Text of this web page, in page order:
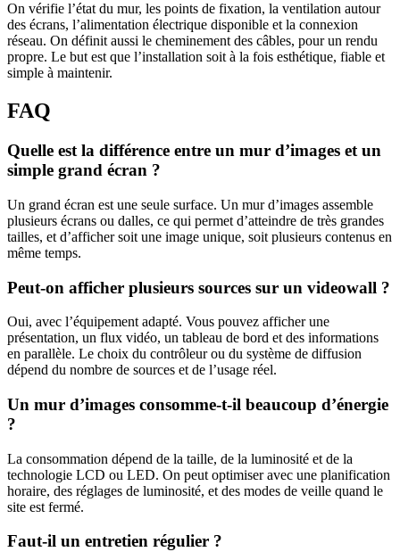
On vérifie l’état du mur, les points de fixation, la ventilation autour
des écrans, l’alimentation électrique disponible et la connexion
réseau. On définit aussi le cheminement des câbles, pour un rendu
propre. Le but est que l’installation soit à la fois esthétique, fiable et
simple à maintenir.
FAQ
Quelle est la différence entre un mur d’images et un
simple grand écran ?
Un grand écran est une seule surface. Un mur d’images assemble
plusieurs écrans ou dalles, ce qui permet d’atteindre de très grandes
tailles, et d’afficher soit une image unique, soit plusieurs contenus en
même temps.
Peut-on afficher plusieurs sources sur un videowall ?
Oui, avec l’équipement adapté. Vous pouvez afficher une
présentation, un flux vidéo, un tableau de bord et des informations
en parallèle. Le choix du contrôleur ou du système de diffusion
dépend du nombre de sources et de l’usage réel.
Un mur d’images consomme-t-il beaucoup d’énergie
?
La consommation dépend de la taille, de la luminosité et de la
technologie LCD ou LED. On peut optimiser avec une planification
horaire, des réglages de luminosité, et des modes de veille quand le
site est fermé.
Faut-il un entretien régulier ?